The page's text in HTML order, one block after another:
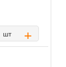
шт +